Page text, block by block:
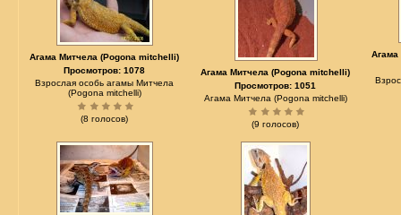
Агама Митчела (Pogona mitchelli)
Просмотров: 1078
Взрослая особь агамы Митчела
(Pogona mitchelli)
(8 голосов)
Агама Митчела (Pogona mitchelli)
Просмотров: 1051
Агама Митчела (Pogona mitchelli)
(9 голосов)
Агама